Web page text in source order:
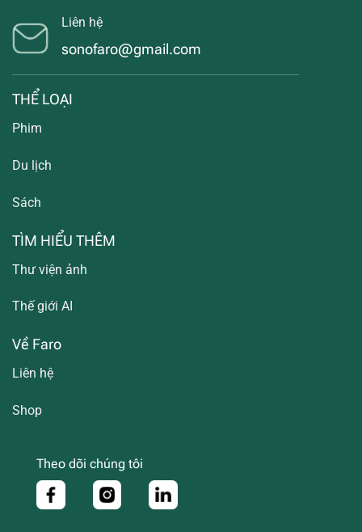
Liên hệ
sonofaro@gmail.com
THỂ LOẠI
Phim
Du lịch
Sách
TÌM HIỂU THÊM
Thư viện ảnh
Thế giới AI
Về Faro
Liên hệ
Shop
Theo dõi chúng tôi